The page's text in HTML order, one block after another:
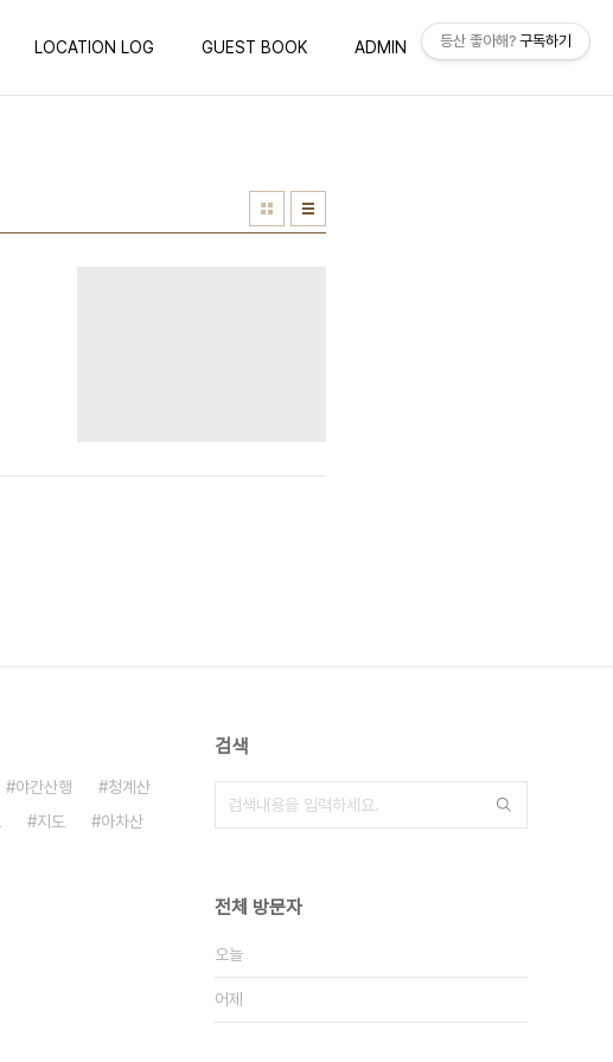
LOCATION LOG GUEST BOOK ADMIN WRITE
야간산행
청계산
지도
아차산
검색
전체 방문자
오늘
어제
등산 좋아해? 구독하기